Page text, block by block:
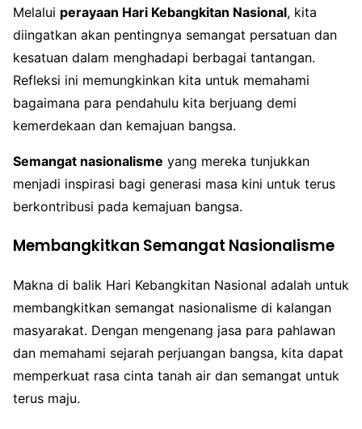
Melalui perayaan Hari Kebangkitan Nasional, kita
diingatkan akan pentingnya semangat persatuan dan
kesatuan dalam menghadapi berbagai tantangan.
Refleksi ini memungkinkan kita untuk memahami
bagaimana para pendahulu kita berjuang demi
kemerdekaan dan kemajuan bangsa.
Semangat nasionalisme yang mereka tunjukkan
menjadi inspirasi bagi generasi masa kini untuk terus
berkontribusi pada kemajuan bangsa.
Membangkitkan Semangat Nasionalisme
Makna di balik Hari Kebangkitan Nasional adalah untuk
membangkitkan semangat nasionalisme di kalangan
masyarakat. Dengan mengenang jasa para pahlawan
dan memahami sejarah perjuangan bangsa, kita dapat
memperkuat rasa cinta tanah air dan semangat untuk
terus maju.